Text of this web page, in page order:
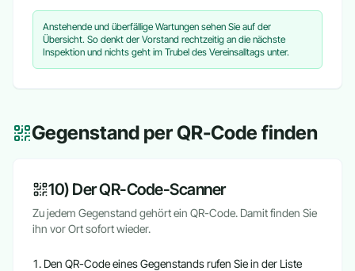
Anstehende und überfällige Wartungen sehen Sie auf der
Übersicht. So denkt der Vorstand rechtzeitig an die nächste
Inspektion und nichts geht im Trubel des Vereinsalltags unter.
Gegenstand per QR-Code finden
10) Der QR-Code-Scanner
Zu jedem Gegenstand gehört ein QR-Code. Damit finden Sie
ihn vor Ort sofort wieder.
Den QR-Code eines Gegenstands rufen Sie in der Liste